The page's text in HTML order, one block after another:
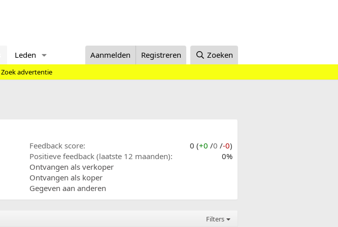
Leden Aanmelden Registreren Zoeken
Zoek advertentie
Feedback score 0 (+0 /0 /-0)
Positieve feedback (laatste 12 maanden)
0%
Ontvangen als verkoper
Ontvangen als koper
Gegeven aan anderen
Filters